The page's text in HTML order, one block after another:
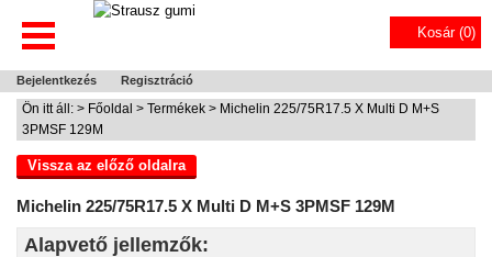
Kosár (0)
Bejelentkezés Regisztráció
Ön itt áll: > Főoldal > Termékek > Michelin 225/75R17.5 X Multi D M+S
3PMSF 129M
Vissza az előző oldalra
Michelin 225/75R17.5 X Multi D M+S 3PMSF 129M
Alapvető jellemzők: